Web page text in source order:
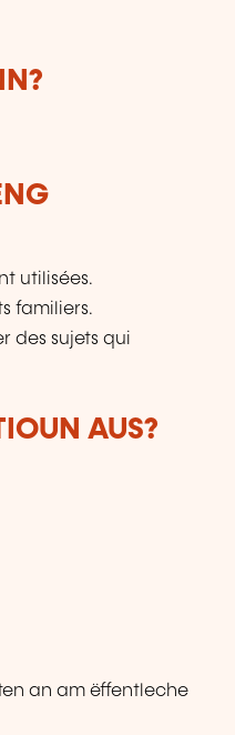
utilisées.
familiers.
des sujets qui
AUS?
an am ëffentleche